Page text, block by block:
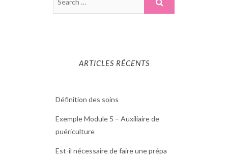
ARTICLES RÉCENTS
Définition des soins
Exemple Module 5 – Auxiliaire de
puériculture
Est-il nécessaire de faire une prépa